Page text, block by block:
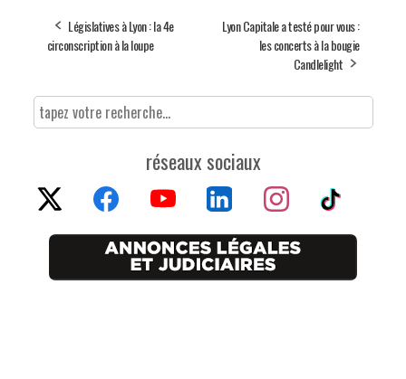
Législatives à Lyon : la 4e
circonscription à la loupe
Lyon Capitale a testé pour vous :
les concerts à la bougie
Candlelight
réseaux sociaux